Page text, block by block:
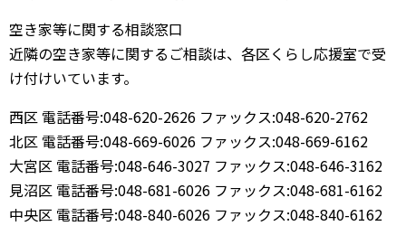
空き家等に関する相談窓口
近隣の空き家等に関するご相談は、各区くらし応援室で受
け付けいています。
西区 電話番号:048-620-2626 ファックス:048-620-2762
北区 電話番号:048-669-6026 ファックス:048-669-6162
大宮区 電話番号:048-646-3027 ファックス:048-646-3162
見沼区 電話番号:048-681-6026 ファックス:048-681-6162
中央区 電話番号:048-840-6026 ファックス:048-840-6162